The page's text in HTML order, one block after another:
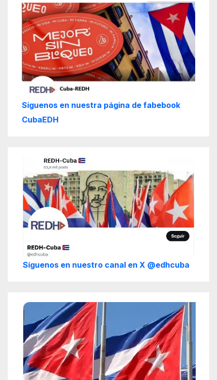
Siguenos en nuestra página de fabebook
CubaEDH
Síguenos en nuestro canal en X @edhcuba